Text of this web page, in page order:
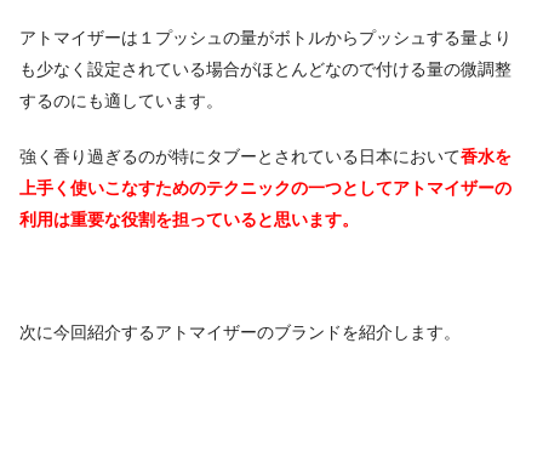
アトマイザーは１プッシュの量がボトルからプッシュする量より
も少なく設定されている場合がほとんどなので付ける量の微調整
するのにも適しています。
強く香り過ぎるのが特にタブーとされている日本において香水を
上手く使いこなすためのテクニックの一つとしてアトマイザーの
利用は重要な役割を担っていると思います。
次に今回紹介するアトマイザーのブランドを紹介します。